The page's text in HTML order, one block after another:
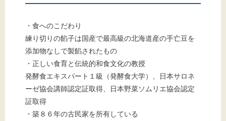
・食へのこだわり
練り切りの餡子は国産で最高級の北海道産の手亡豆を
添加物なしで製餡されたもの
・正しい食育と伝統的和食文化の教授
発酵食エキスパート１級（発酵食大学）、日本サロネ
ーゼ協会講師認定証取得、日本野菜ソムリエ協会認定
証取得
・築８６年の古民家を所有している